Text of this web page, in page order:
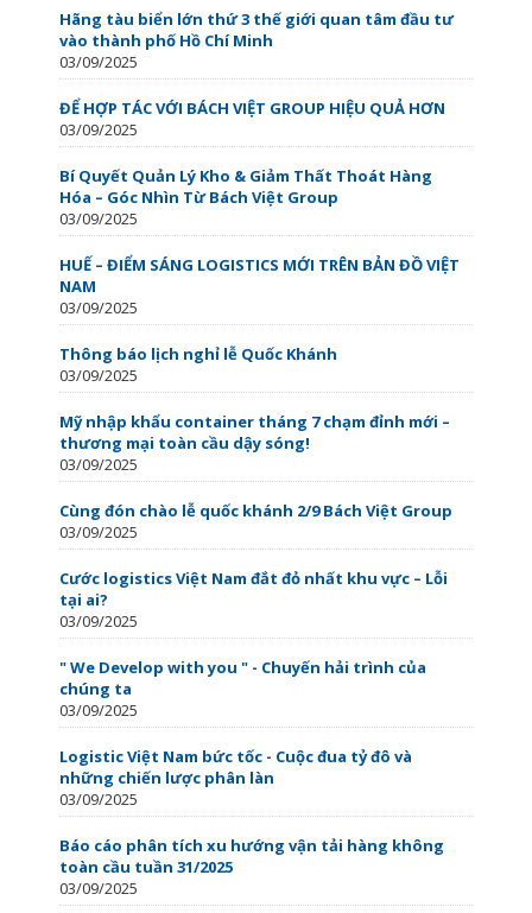
Hãng tàu biển lớn thứ 3 thế giới quan tâm đầu tư
vào thành phố Hồ Chí Minh
03/09/2025
ĐỂ HỢP TÁC VỚI BÁCH VIỆT GROUP HIỆU QUẢ HƠN
03/09/2025
Bí Quyết Quản Lý Kho & Giảm Thất Thoát Hàng
Hóa – Góc Nhìn Từ Bách Việt Group
03/09/2025
HUẾ – ĐIỂM SÁNG LOGISTICS MỚI TRÊN BẢN ĐỒ VIỆT
NAM
03/09/2025
Thông báo lịch nghỉ lễ Quốc Khánh
03/09/2025
Mỹ nhập khẩu container tháng 7 chạm đỉnh mới –
thương mại toàn cầu dậy sóng!
03/09/2025
Cùng đón chào lễ quốc khánh 2/9 Bách Việt Group
03/09/2025
Cước logistics Việt Nam đắt đỏ nhất khu vực – Lỗi
tại ai?
03/09/2025
" We Develop with you " - Chuyến hải trình của
chúng ta
03/09/2025
Logistic Việt Nam bức tốc - Cuộc đua tỷ đô và
những chiến lược phân làn
03/09/2025
Báo cáo phân tích xu hướng vận tải hàng không
toàn cầu tuần 31/2025
03/09/2025